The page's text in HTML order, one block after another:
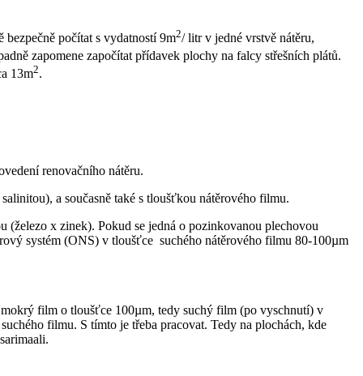
počítat s vydatností 9m2/ litr v jedné vrstvě nátěru,
zapomene započítat přídavek plochy na falcy střešních plátů.
13m2.
renovačního nátěru.
a současně také s tloušťkou nátěrového filmu.
x zinek). Pokud se jedná o pozinkovanou plechovou
systém (ONS) v tloušťce suchého nátěrového filmu 80-100µm
film o tloušťce 100µm, tedy suchý film (po vyschnutí) v
filmu. S tímto je třeba pracovat. Tedy na plochách, kde